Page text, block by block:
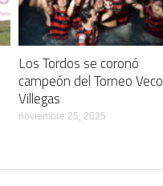
Los Tordos se coronó
campeón del Torneo Veco
Villegas
noviembre 25, 2025